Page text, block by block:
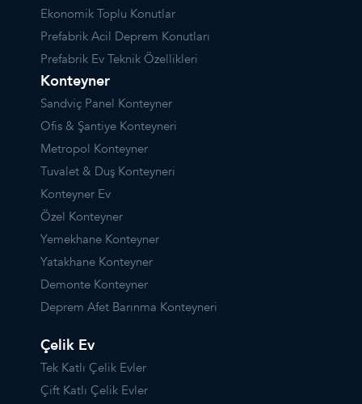
Ekonomik Toplu Konutlar
Prefabrik Acil Deprem Konutları
Prefabrik Ev Teknik Özellikleri
Konteyner
Sandviç Panel Konteyner
Ofis & Şantiye Konteyneri
Metropol Konteyner
Tuvalet & Duş Konteyneri
Konteyner Ev
Özel Konteyner
Yemekhane Konteyner
Yatakhane Konteyner
Demonte Konteyner
Deprem Afet Barınma Konteyneri
Çelik Ev
Tek Katlı Çelik Evler
Çift Katlı Çelik Evler